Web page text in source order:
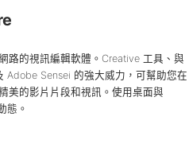
路的視訊編輯軟體。Creative 工具、與
Adobe Sensei 的強大威力，可幫助您在
美的影片片段和視訊。使用桌面與
態。